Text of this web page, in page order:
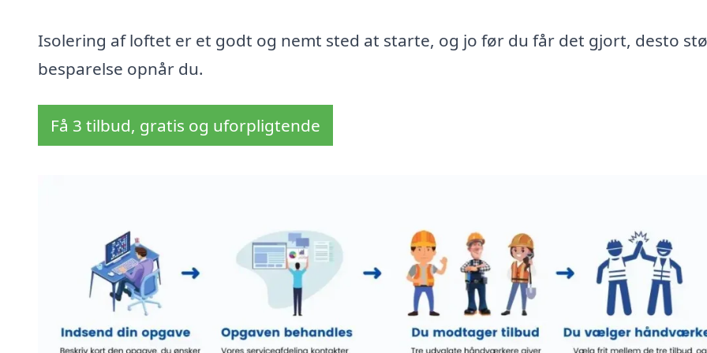
Isolering af loftet er et godt og nemt sted at starte, og jo før du får det gjort, desto
besparelse opnår du.
Få 3 tilbud, gratis og uforpligtende